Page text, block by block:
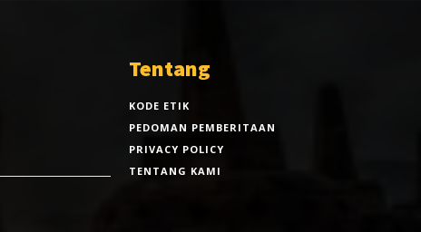
Tentang
KODE ETIK
PEDOMAN PEMBERITAAN
PRIVACY POLICY
TENTANG KAMI